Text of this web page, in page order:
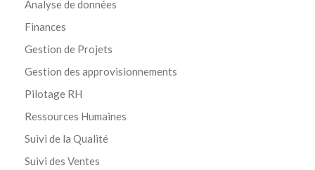
Analyse de données
Finances
Gestion de Projets
Gestion des approvisionnements
Pilotage RH
Ressources Humaines
Suivi de la Qualité
Suivi des Ventes